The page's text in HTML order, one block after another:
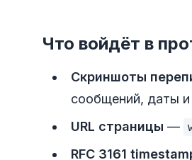
Что войдёт в
Скриншоты
сообщений, даты и
URL страницы —
RFC 3161